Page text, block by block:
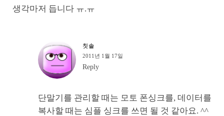
생각마저 듭니다 ㅠ.ㅠ
칫솔
2011년 1월 17일
Reply
단말기를 관리할 때는 모토 폰싱크를, 데이터를
복사할 때는 심플 싱크를 쓰면 될 것 같아요. ^^